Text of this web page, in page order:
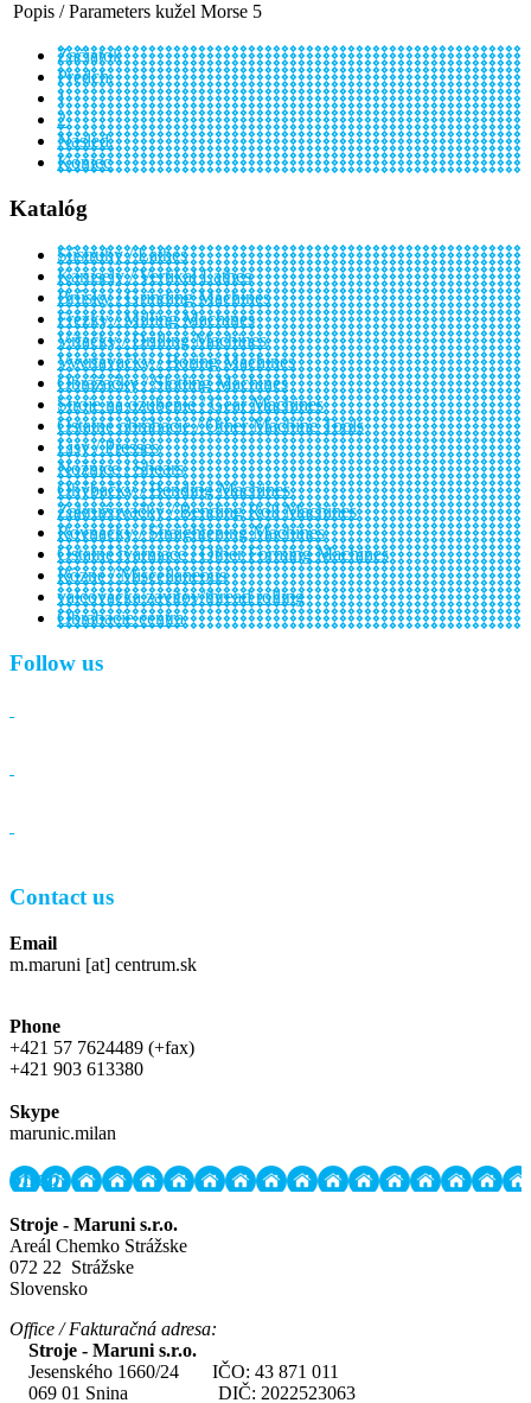
Popis / Parameters kužel Morse 5
Začiatok
Predch.
1
2
Nasled.
Koniec
Katalóg
Sústruhy / Lathes
Karusely / Vertikal Lathes
Brúsky / Grinding Machines
Frézky / Milling Machines
Vŕtačky / Drilling Machines
Vyvrtávačky / Boring Machines
Obrážačky / Slotting Machines
Stroje na ozubenie / Gear Machines
Ostatné obrábacie / Other Machine Tools
Lisy / Presses
Nožnice / Shears
Ohýbačky / Bending Machines
Zakružovačky / Bending Roll Machines
Rovnačky / Straightening Machines
Ostatné tvárniace / Other Forming Machines
Rôzne / Miscellaneous
valcovačka zavitov/thread rolling
Obrabacie centra
Follow us
Contact us
Email
m.maruni [at] centrum.sk
Phone
+421 57 7624489 (+fax)
+421 903 613380
Skype
marunic.milan
Shop
Stroje - Maruni s.r.o.
Areál Chemko Strážske
072 22 Strážske
Slovensko
Office / Fakturačná adresa:
Stroje - Maruni s.r.o.
Jesenského 1660/24 IČO: 43 871 011
069 01 Snina DIČ: 2022523063